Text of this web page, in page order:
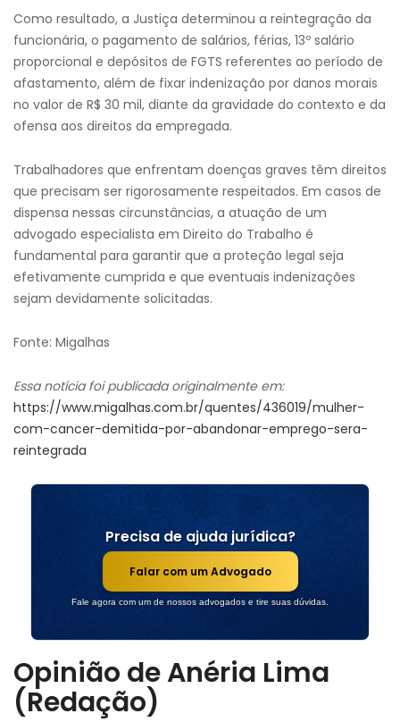
Como resultado, a Justiça determinou a reintegração da
funcionária, o pagamento de salários, férias, 13º salário
proporcional e depósitos de FGTS referentes ao período de
afastamento, além de fixar indenização por danos morais
no valor de R$ 30 mil, diante da gravidade do contexto e da
ofensa aos direitos da empregada.
Trabalhadores que enfrentam doenças graves têm direitos
que precisam ser rigorosamente respeitados. Em casos de
dispensa nessas circunstâncias, a atuação de um
advogado especialista em Direito do Trabalho é
fundamental para garantir que a proteção legal seja
efetivamente cumprida e que eventuais indenizações
sejam devidamente solicitadas.
Fonte: Migalhas
Essa notícia foi publicada originalmente em:
https://www.migalhas.com.br/quentes/436019/mulher-
com-cancer-demitida-por-abandonar-emprego-sera-
reintegrada
Precisa de ajuda jurídica?
Falar com um Advogado
Fale agora com um de nossos advogados e tire suas dúvidas.
Opinião de Anéria Lima
(Redação)